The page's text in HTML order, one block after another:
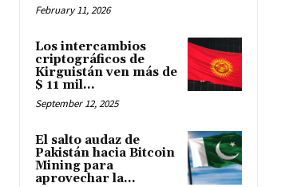
February 11, 2026
Los intercambios
criptográficos de
Kirguistán ven más de
$ 11 mil...
September 12, 2025
El salto audaz de
Pakistán hacia Bitcoin
Mining para
aprovechar la...